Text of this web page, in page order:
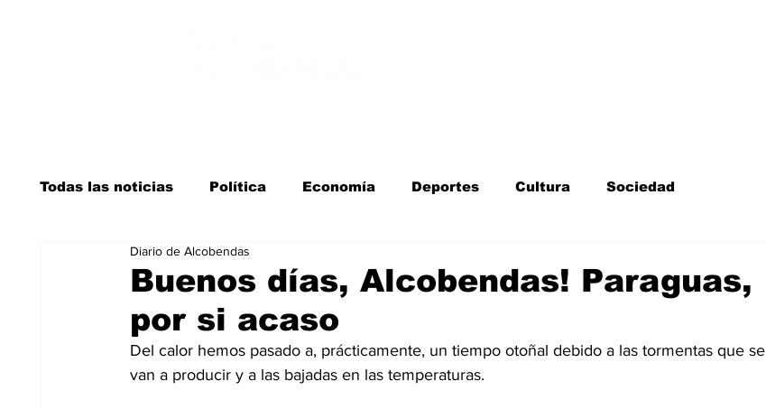
Todas las noticias Política Economía Deportes Cultura Sociedad
Salud y bienestar Educación e infancia
La verdad detrás de la guerra Kit Digital
Buenos días, Alcobendas! Paraguas,
por si acaso
Diario de Alcobendas
Del calor hemos pasado a, prácticamente, un tiempo otoñal debido a las tormentas que se
van a producir y a las bajadas en las temperaturas.